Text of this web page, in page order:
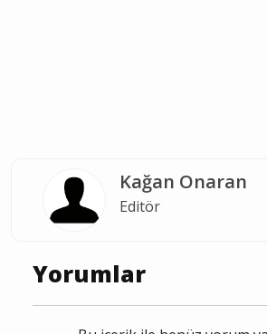
Kağan Onaran
Editör
Yorumlar